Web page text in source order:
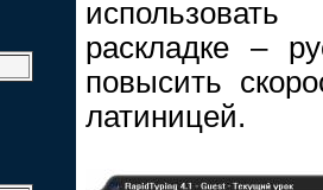
раскладке –
повысить
латиницей.